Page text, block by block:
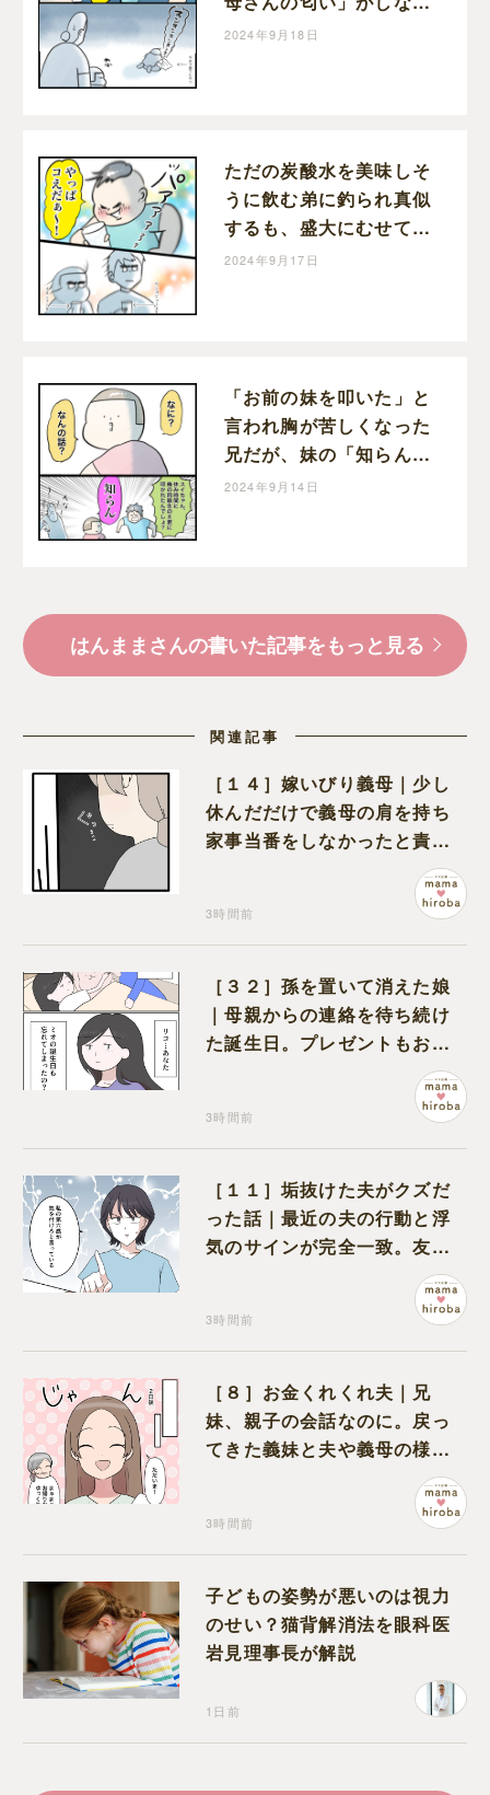
から｜はんままの子育て
2024年9月18日
ただの炭酸水を美味しそ
うに飲む弟に釣られ真似
するも、盛大にむせて後
悔する兄と姉｜はんまま
2024年9月17日
「お前の妹を叩いた」と
言われ胸が苦しくなった
兄だが、妹の「知らん」
で友達の嘘だと判明し苦
2024年9月14日
はんままさんの書いた記事をもっと見る
関連記事
［１４］嫁いびり義母｜少し
休んだだけで義母の肩を持ち
家事当番をしなかったと責め
3時間前
［３２］孫を置いて消えた娘
｜母親からの連絡を待ち続け
た誕生日。プレゼントもお祝
3時間前
［１１］垢抜けた夫がクズだ
った話｜最近の夫の行動と浮
気のサインが完全一致。友人
3時間前
［８］お金くれくれ夫｜兄
妹、親子の会話なのに。戻っ
てきた義妹と夫や義母の様子
3時間前
子どもの姿勢が悪いのは視力
のせい？猫背解消法を眼科医
岩見理事長が解説
1日前